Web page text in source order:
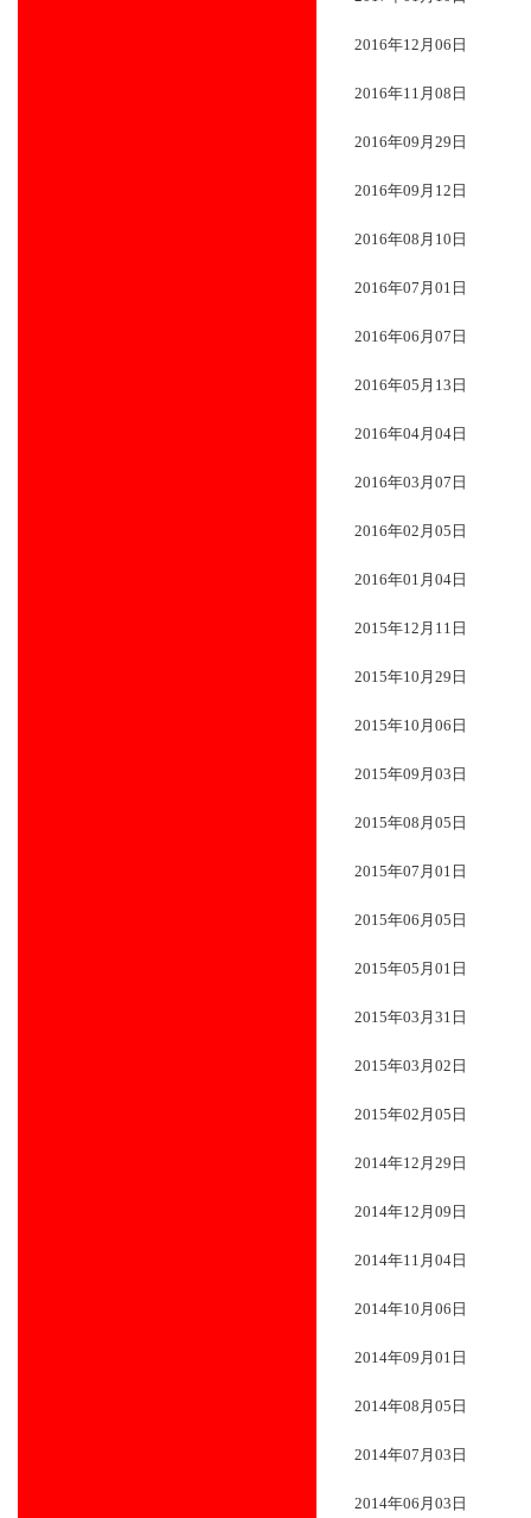
2016年12月06日
2016年11月08日
2016年09月29日
2016年09月12日
2016年08月10日
2016年07月01日
2016年06月07日
2016年05月13日
2016年04月04日
2016年03月07日
2016年02月05日
2016年01月04日
2015年12月11日
2015年10月29日
2015年10月06日
2015年09月03日
2015年08月05日
2015年07月01日
2015年06月05日
2015年05月01日
2015年03月31日
2015年03月02日
2015年02月05日
2014年12月29日
2014年12月09日
2014年11月04日
2014年10月06日
2014年09月01日
2014年08月05日
2014年07月03日
2014年06月03日